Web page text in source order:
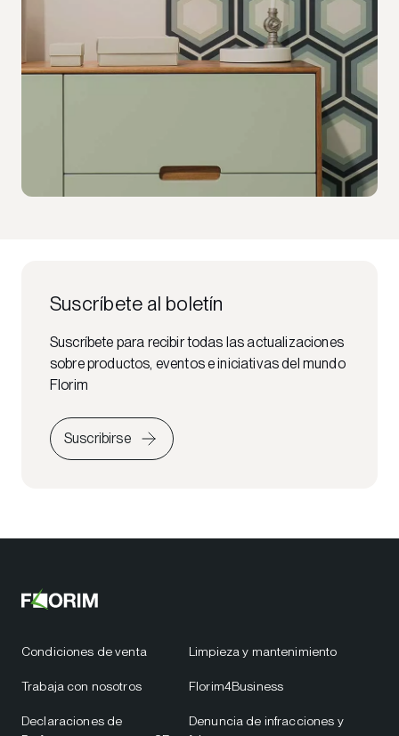
Suscríbete al boletín
Suscríbete para recibir todas las actualizaciones
sobre productos, eventos e iniciativas del mundo
Florim
Suscribirse
Condiciones de venta
Trabaja con nosotros
Declaraciones de
Limpieza y mantenimiento
Florim4Business
Denuncia de infracciones y